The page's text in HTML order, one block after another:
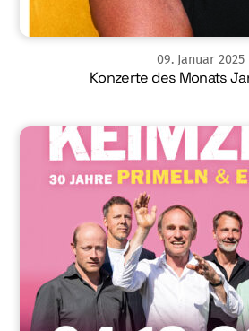
09. Januar 2025
Konzerte des Monats